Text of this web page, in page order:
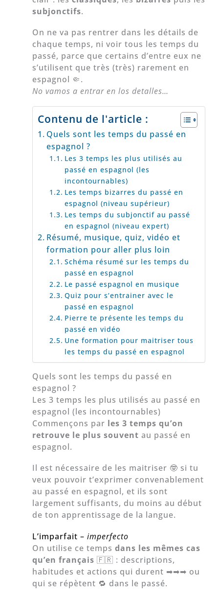
subjonctifs.
On ne va pas rentrer dans les détails de
chaque temps, ni voir tous les temps du
passé, parce que certains d’entre eux ne
s’utilisent que très (très) rarement en
espagnol 🤏.
No vamos a entrar en los detalles…
Contenu de l'article :
Quels sont les temps du passé en
espagnol ?
Les 3 temps les plus utilisés au
passé en espagnol (les
incontournables)
Les temps bizarres du passé en
espagnol (niveau supérieur)
Les temps du subjonctif au passé
en espagnol (niveau expert)
Résumé, musique, quiz, vidéo et
formation pour aller plus loin
Schéma résumé sur les temps du
passé en espagnol
Le passé espagnol en musique
Quiz pour s’entrainer avec le
passé en espagnol
Pierre te présente les temps du
passé en vidéo
Une formation pour maitriser tous
les temps du passé en espagnol
Quels sont les temps du passé en
espagnol ?
Les 3 temps les plus utilisés au passé en
espagnol (les incontournables)
Commençons par les 3 temps qu’on
retrouve le plus souvent au passé en
espagnol.
Il est nécessaire de les maitriser 🤓 si tu
veux pouvoir t’exprimer convenablement
au passé en espagnol, et ils sont
largement suffisants, du moins au début
de ton apprentissage de la langue.
L’imparfait – imperfecto
On utilise ce temps dans les mêmes cas
qu’en français 🇫🇷 : descriptions,
habitudes et actions qui durent ➡➡➡ ou
qui se répètent 🔁 dans le passé.